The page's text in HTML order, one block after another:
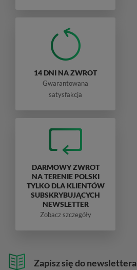
Zapisz się do newslettera
14 DNI NA ZWROT
Gwarantowana
satysfakcja
DARMOWY ZWROT
NA TERENIE POLSKI
TYLKO DLA KLIENTÓW
SUBSKRYBUJĄCYCH
NEWSLETTER
Zobacz szczegóły